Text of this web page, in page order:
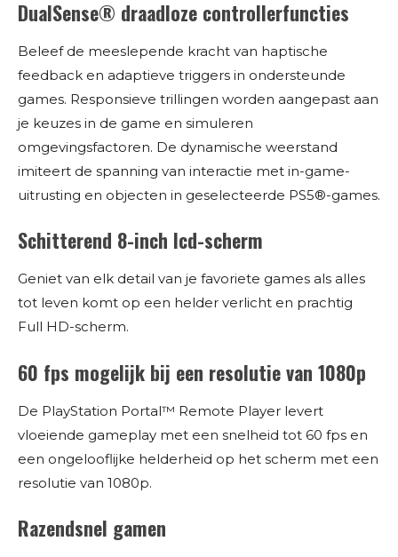
DualSense® draadloze controllerfuncties
Beleef de meeslepende kracht van haptische
feedback en adaptieve triggers in ondersteunde
games. Responsieve trillingen worden aangepast aan
je keuzes in de game en simuleren
omgevingsfactoren. De dynamische weerstand
imiteert de spanning van interactie met in-game-
uitrusting en objecten in geselecteerde PS5®-games.
Schitterend 8-inch lcd-scherm
Geniet van elk detail van je favoriete games als alles
tot leven komt op een helder verlicht en prachtig
Full HD-scherm.
60 fps mogelijk bij een resolutie van 1080p
De PlayStation Portal™ Remote Player levert
vloeiende gameplay met een snelheid tot 60 fps en
een ongelooflijke helderheid op het scherm met een
resolutie van 1080p.
Razendsnel gamen